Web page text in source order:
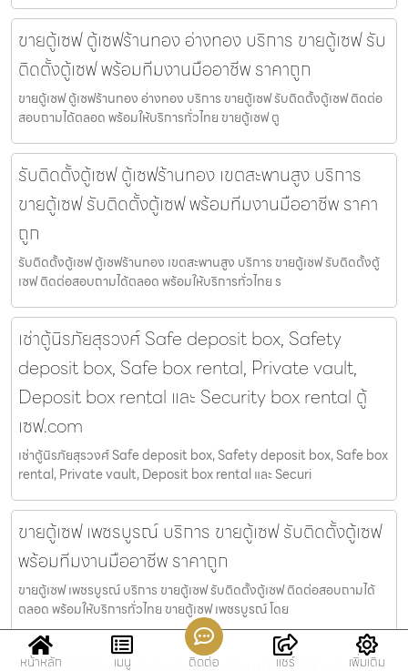
ขายตู้เซฟ ตู้เซฟร้านทอง อ่างทอง บริการ ขายตู้เซฟ รับ
ติดตั้งตู้เซฟ พร้อมทีมงานมืออาชีพ ราคาถูก
ขายตู้เซฟ ตู้เซฟร้านทอง อ่างทอง บริการ ขายตู้เซฟ รับติดตั้งตู้เซฟ ติดต่อ
สอบถามได้ตลอด พร้อมให้บริการทั่วไทย ขายตู้เซฟ ตู
รับติดตั้งตู้เซฟ ตู้เซฟร้านทอง เขตสะพานสูง บริการ
ขายตู้เซฟ รับติดตั้งตู้เซฟ พร้อมทีมงานมืออาชีพ ราคา
ถูก
รับติดตั้งตู้เซฟ ตู้เซฟร้านทอง เขตสะพานสูง บริการ ขายตู้เซฟ รับติดตั้งตู้
เซฟ ติดต่อสอบถามได้ตลอด พร้อมให้บริการทั่วไทย ร
เช่าตู้นิรภัยสุรวงศ์ Safe deposit box, Safety
deposit box, Safe box rental, Private vault,
Deposit box rental และ Security box rental ตู้
เซฟ.com
เช่าตู้นิรภัยสุรวงศ์ Safe deposit box, Safety deposit box, Safe box
rental, Private vault, Deposit box rental และ Securi
ขายตู้เซฟ เพชรบูรณ์ บริการ ขายตู้เซฟ รับติดตั้งตู้เซฟ
พร้อมทีมงานมืออาชีพ ราคาถูก
ขายตู้เซฟ เพชรบูรณ์ บริการ ขายตู้เซฟ รับติดตั้งตู้เซฟ ติดต่อสอบถามได้
ตลอด พร้อมให้บริการทั่วไทย ขายตู้เซฟ เพชรบูรณ์ โดย
หน้าหลัก เมนู ติดต่อ แชร์ เพิ่มเติม